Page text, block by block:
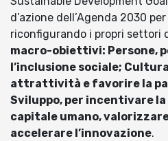
d’azione dell’Agenda 2030
riconfigurando i propri settori
macro-obiettivi: Persone,
l’inclusione sociale;
attrattività e favorire la
Sviluppo, per incentivare
capitale umano,
accelerare l’innovazione.